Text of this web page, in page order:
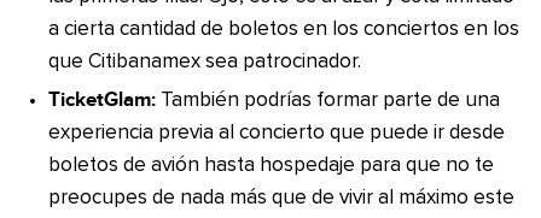
a cierta cantidad de boletos en los conciertos en los
que Citibanamex sea patrocinador.
TicketGlam: También podrías formar parte de una
experiencia previa al concierto que puede ir desde
boletos de avión hasta hospedaje para que no te
preocupes de nada más que de vivir al máximo este